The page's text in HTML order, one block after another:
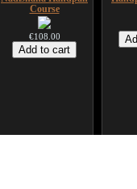
Course
€108.00